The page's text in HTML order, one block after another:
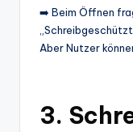
➡️ Beim Öffnen
Aber Nutzer
3.